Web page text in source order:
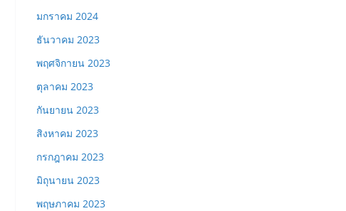
มกราคม 2024
ธันวาคม 2023
พฤศจิกายน 2023
ตุลาคม 2023
กันยายน 2023
สิงหาคม 2023
กรกฎาคม 2023
มิถุนายน 2023
พฤษภาคม 2023